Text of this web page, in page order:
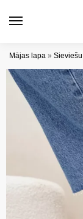
Mājas lapa »